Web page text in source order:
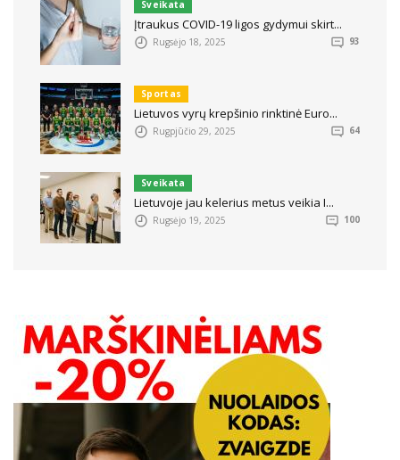
Sveikata
Įtraukus COVID-19 ligos gydymui skirt...
Rugsėjo 18, 2025 93
Sportas
Lietuvos vyrų krepšinio rinktinė Euro...
Rugpjūčio 29, 2025 64
Sveikata
Lietuvoje jau kelerius metus veikia I...
Rugsėjo 19, 2025 100